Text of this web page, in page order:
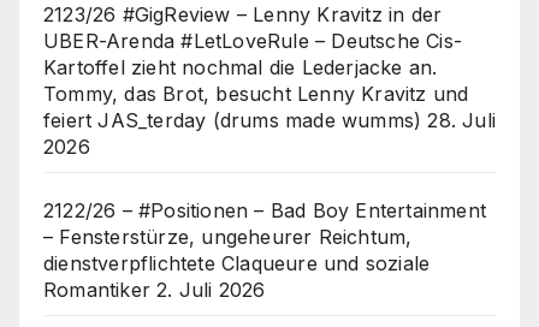
2123/26 #GigReview – Lenny Kravitz in der
UBER-Arenda #LetLoveRule – Deutsche Cis-
Kartoffel zieht nochmal die Lederjacke an.
Tommy, das Brot, besucht Lenny Kravitz und
feiert JAS_terday (drums made wumms) 28. Juli
2026
2122/26 – #Positionen – Bad Boy Entertainment
– Fensterstürze, ungeheurer Reichtum,
dienstverpflichtete Claqueure und soziale
Romantiker 2. Juli 2026